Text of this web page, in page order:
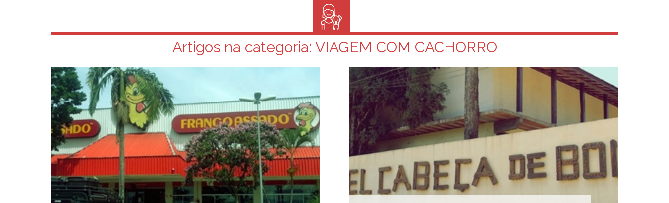
Artigos na categoria: VIAGEM COM CACHORRO